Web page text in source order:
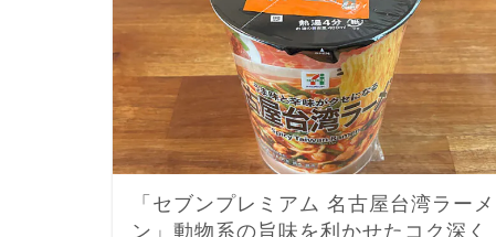
「セブンプレミアム 名古屋台湾ラーメ
ン」動物系の旨味を利かせたコク深く